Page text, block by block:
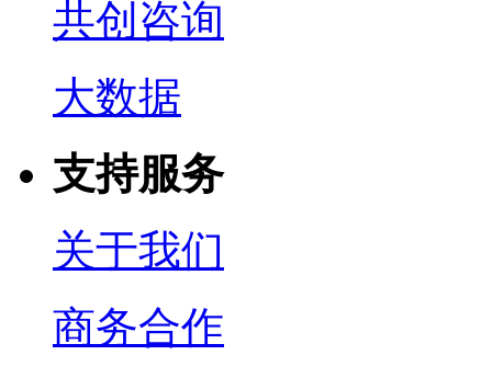
共创咨询
大数据
支持服务
关于我们
商务合作